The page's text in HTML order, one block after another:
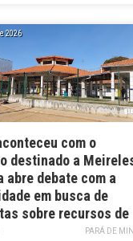
2026
com o
destinado a
abre debate com a
em busca de
sobre recursos de
Vale
PARÁ DE